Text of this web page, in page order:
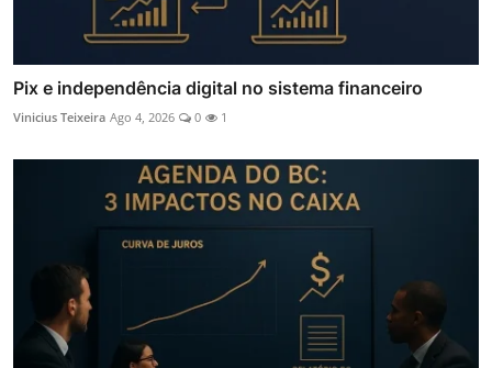
Pix e independência digital no sistema financeiro
Vinicius Teixeira Ago 4, 2026 0 1